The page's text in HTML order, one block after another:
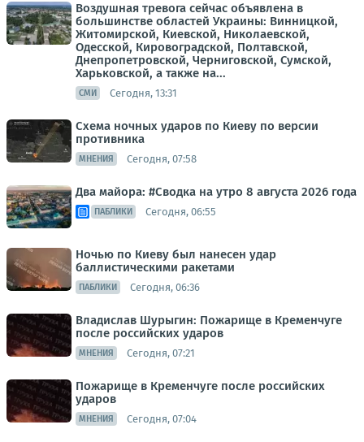
Воздушная тревога сейчас объявлена в
большинстве областей Украины: Винницкой,
Житомирской, Киевской, Николаевской,
Одесской, Кировоградской, Полтавской,
Днепропетровской, Черниговской, Сумской,
Харьковской, а также на...
СМИ Сегодня, 13:31
Схема ночных ударов по Киеву по версии
противника
МНЕНИЯ Сегодня, 07:58
Два майора: #Сводка на утро 8 августа 2026 года
ПАБЛИКИ Сегодня, 06:55
Ночью по Киеву был нанесен удар
баллистическими ракетами
ПАБЛИКИ Сегодня, 06:36
Владислав Шурыгин: Пожарище в Кременчуге
после российских ударов
МНЕНИЯ Сегодня, 07:21
Пожарище в Кременчуге после российских
ударов
МНЕНИЯ Сегодня, 07:04